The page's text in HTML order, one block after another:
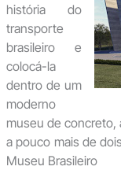
história do
transporte
brasileiro e
colocá-la
dentro de um
moderno
museu de concreto,
a pouco mais de
Museu Brasileiro